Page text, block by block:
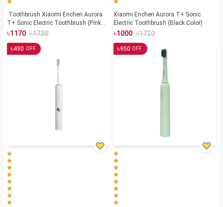
Toothbrush Xiaomi Enchen Aurora
T+ Sonic Electric Toothbrush (Pink
Color)
৳1170 ৳1720
Xiaomi Enchen Aurora T+ Sonic
Electric Toothbrush (Black Color)
৳1000 ৳1720
৳490 OFF ৳950 OFF